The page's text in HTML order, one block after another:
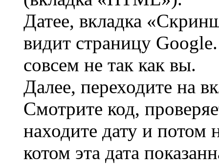
Датее, вкладка
видит страницу
совсем не так как вы.
Далее, переходите на
Смотрите код,
находите дату и потом
котом эта дата